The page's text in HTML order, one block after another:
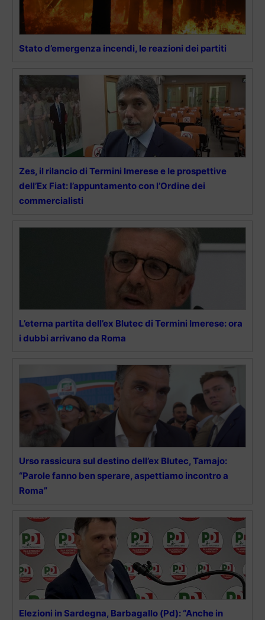
Stato d’emergenza incendi, le reazioni dei partiti
Zes, il rilancio di Termini Imerese e le prospettive
dell’Ex Fiat: l’appuntamento con l’Ordine dei
commercialisti
L’eterna partita dell’ex Blutec di Termini Imerese: ora
i dubbi arrivano da Roma
Urso rassicura sul destino dell’ex Blutec, Tamajo:
“Parole fanno ben sperare, aspettiamo incontro a
Roma”
Elezioni in Sardegna, Barbagallo (Pd): “Anche in